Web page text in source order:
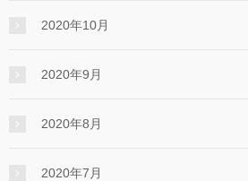
2020年10月
2020年9月
2020年8月
2020年7月